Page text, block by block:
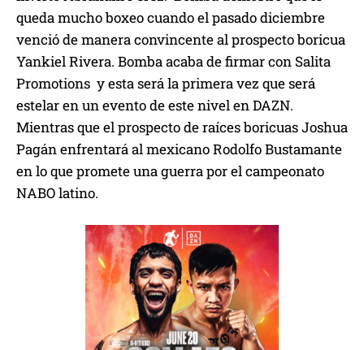
queda mucho boxeo cuando el pasado diciembre
venció de manera convincente al prospecto boricua
Yankiel Rivera. Bomba acaba de firmar con Salita
Promotions y esta será la primera vez que será
estelar en un evento de este nivel en DAZN.
Mientras que el prospecto de raíces boricuas Joshua
Pagán enfrentará al mexicano Rodolfo Bustamante
en lo que promete una guerra por el campeonato
NABO latino.